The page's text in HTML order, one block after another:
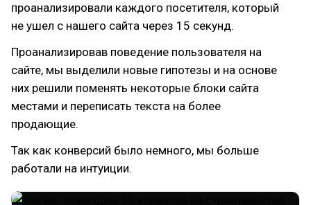
проанализировали каждого посетителя, который
не ушел с нашего сайта через 15 секунд.
Проанализировав поведение пользователя на
сайте, мы выделили новые гипотезы и на основе
них решили поменять некоторые блоки сайта
местами и переписать текста на более
продающие.
Так как конверсий было немного, мы больше
работали на интуиции.